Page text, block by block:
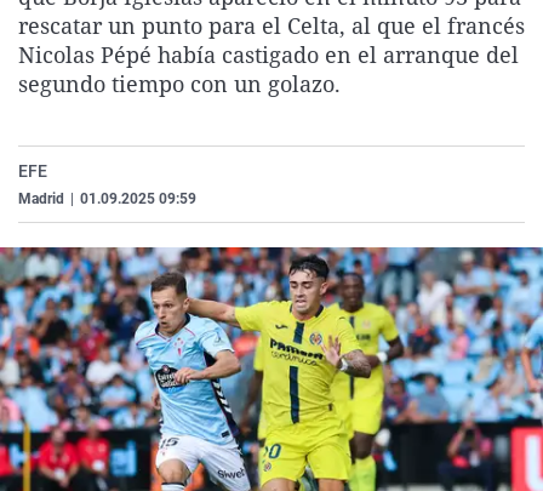
La rosa de los vientos
Gente viajera
Caso
Retornados
Operación Viuda
Extremadura
Galicia
Navarra
Virales
Televisión
rescatar un punto para el Celta, al que el francés
Nicolas Pépé había castigado en el arranque del
segundo tiempo con un golazo.
EFE
Madrid 01.09.2025 09:59